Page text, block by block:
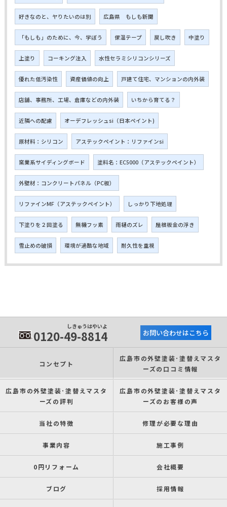
好きなのと、ヤりたいのは別 広島県 もしも新聞
「もしも」のために、今、学ぼう 保温テープ 戻し吹き 中塗り
上塗り コーキング注入 水性セラミシリコンシリーズ
優れた低汚染性 資産価値の向上 戸建て住宅、マンションの内外装
店舗、事務所、工場、倉庫などの内外装 いちから育てる？
近隣への配慮 オーデフレッシュsi（日本ペイント)
原材料：シリコン アステックペイント：リファインsi
窯業系サイディングボード 塗料名：EC5000（アステックペイント）
外壁材：コンクリートパネル（PC板）
リファインMF（アステックペイント） しっかり下地処理
下塗りを２回塗る 無機フッ素 雨樋のズレ 屋根板金の浮き
雪止めの破損 環境が過酷な地域 耐久性を重視
しきゅうはやいよ
0120-49-8814 お問い合わせはこちら
コンセプト
広島市の外壁塗装･塗替えマスタ
ーズの口コミ情報
広島市の外壁塗装･塗替えマスタ
ーズの評判
広島市の外壁塗装･塗替えマスタ
ーズのお客様の声
当社の特徴 修理が必要な理由
事業内容 施工事例
0円リフォーム 会社概要
ブログ 採用情報